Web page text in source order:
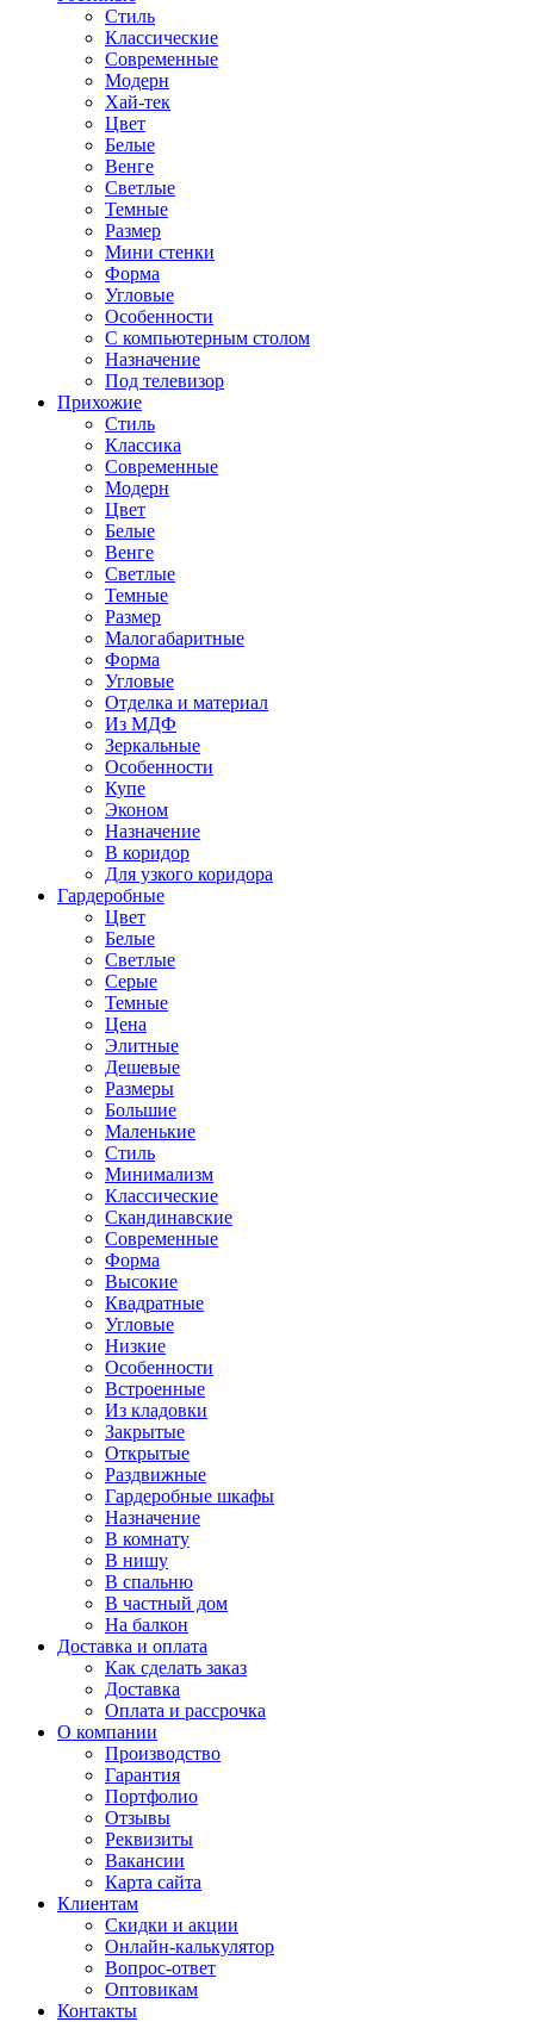
Стиль
Классические
Современные
Модерн
Хай-тек
Цвет
Белые
Венге
Светлые
Темные
Размер
Мини стенки
Форма
Угловые
Особенности
С компьютерным столом
Назначение
Под телевизор
Прихожие
Стиль
Классика
Современные
Модерн
Цвет
Белые
Венге
Светлые
Темные
Размер
Малогабаритные
Форма
Угловые
Отделка и материал
Из МДФ
Зеркальные
Особенности
Купе
Эконом
Назначение
В коридор
Для узкого коридора
Гардеробные
Цвет
Белые
Светлые
Серые
Темные
Цена
Элитные
Дешевые
Размеры
Большие
Маленькие
Стиль
Минимализм
Классические
Скандинавские
Современные
Форма
Высокие
Квадратные
Угловые
Низкие
Особенности
Встроенные
Из кладовки
Закрытые
Открытые
Раздвижные
Гардеробные шкафы
Назначение
В комнату
В нишу
В спальню
В частный дом
На балкон
Доставка и оплата
Как сделать заказ
Доставка
Оплата и рассрочка
О компании
Производство
Гарантия
Портфолио
Отзывы
Реквизиты
Вакансии
Карта сайта
Клиентам
Скидки и акции
Онлайн-калькулятор
Вопрос-ответ
Оптовикам
Контакты